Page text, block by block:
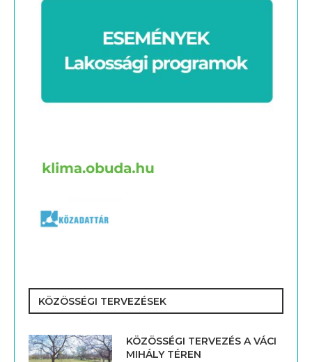
KÖZÖSSÉGI TERVEZÉSEK
KÖZÖSSÉGI TERVEZÉS A VÁCI
MIHÁLY TÉREN